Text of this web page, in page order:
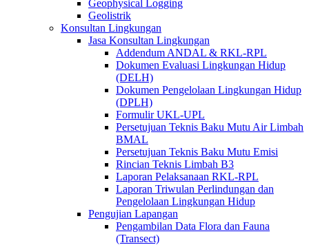
Geophysical Logging
Geolistrik
Konsultan Lingkungan
Jasa Konsultan Lingkungan
Addendum ANDAL & RKL-RPL
Dokumen Evaluasi Lingkungan Hidup
(DELH)
Dokumen Pengelolaan Lingkungan Hidup
(DPLH)
Formulir UKL-UPL
Persetujuan Teknis Baku Mutu Air Limbah
BMAL
Persetujuan Teknis Baku Mutu Emisi
Rincian Teknis Limbah B3
Laporan Pelaksanaan RKL-RPL
Laporan Triwulan Perlindungan dan
Pengelolaan Lingkungan Hidup
Pengujian Lapangan
Pengambilan Data Flora dan Fauna
(Transect)